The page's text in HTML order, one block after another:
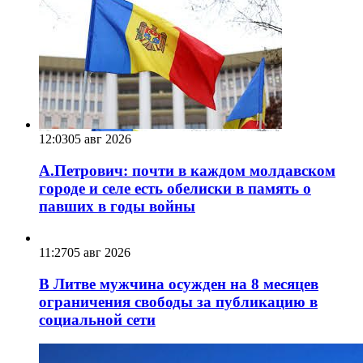
12:0305 авг 2026
А.Петрович: почти в каждом молдавском
городе и селе есть обелиски в память о
павших в годы войны
11:2705 авг 2026
В Литве мужчина осужден на 8 месяцев
ограничения свободы за публикацию в
социальной сети